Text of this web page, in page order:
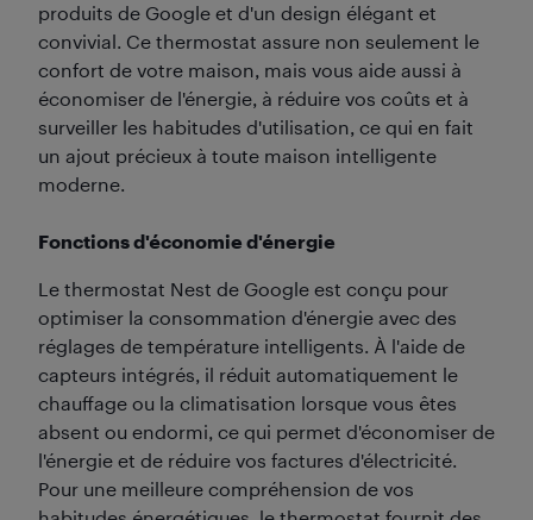
produits de Google et d'un design élégant et
convivial. Ce thermostat assure non seulement le
confort de votre maison, mais vous aide aussi à
économiser de l'énergie, à réduire vos coûts et à
surveiller les habitudes d'utilisation, ce qui en fait
un ajout précieux à toute maison intelligente
moderne.
Fonctions d'économie d'énergie
Le thermostat Nest de Google est conçu pour
optimiser la consommation d'énergie avec des
réglages de température intelligents. À l'aide de
capteurs intégrés, il réduit automatiquement le
chauffage ou la climatisation lorsque vous êtes
absent ou endormi, ce qui permet d'économiser de
l'énergie et de réduire vos factures d'électricité.
Pour une meilleure compréhension de vos